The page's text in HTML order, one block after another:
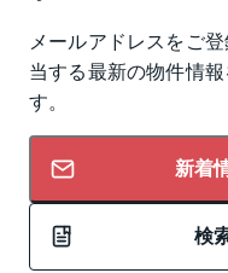
メールアドレスをご
当する最新の物件情
す。
新着
検